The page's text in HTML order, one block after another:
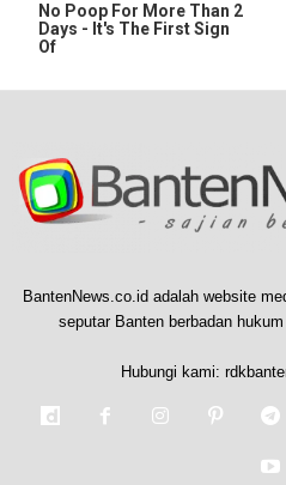
No Poop For More Than 2
Days - It's The First Sign
Of
BantenNews.co.id adalah website
seputar Banten berbadan
Hubungi kami: